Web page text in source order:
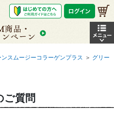
ンスムージーコラーゲンプラス ＞ グリー
ご質問